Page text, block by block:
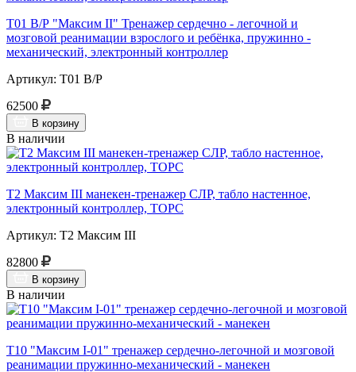
Т01 В/Р "Максим II" Тренажер сердечно - легочной и
мозговой реанимации взрослого и ребёнка, пружинно -
механический, электронный контроллер
Артикул: Т01 В/Р
62500
В корзину
В наличии
Т2 Максим III манекен-тренажер СЛР, табло настенное,
электронный контроллер, ТОРС
Артикул: Т2 Максим III
82800
В корзину
В наличии
Т10 "Максим I-01" тренажер сердечно-легочной и мозговой
реанимации пружинно-механический - манекен